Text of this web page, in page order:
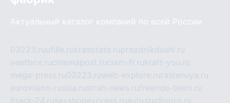
Актуальный каталог компаний по всей России
03223.ruufille.rukrasotata.ruprazdnikdushi.ru
veetbox.rucinemapost.ruciam-fr.rukraft-you.ru
mega-press.ru03223.ruweb-explore.ru rastenuya.ru
eurovision-russia.rustrah-news.rufreeride-team.ru
itrack-24.rusexshopexpress.ruautostudiopro.ru